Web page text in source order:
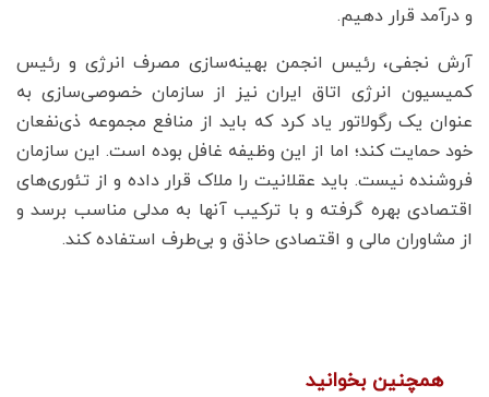
و درآمد قرار دهیم.
آرش نجفی، رئیس انجمن بهینه‌سازی مصرف انرژی و رئیس
کمیسیون انرژی اتاق ایران نیز از سازمان خصوصی‌سازی به
عنوان یک رگولاتور یاد کرد که باید از منافع مجموعه ذی‌نفعان
خود حمایت کند؛ اما از این وظیفه غافل بوده است. این سازمان
فروشنده نیست. باید عقلانیت را ملاک قرار داده و از تئوری‌های
اقتصادی بهره گرفته و با ترکیب آنها به مدلی مناسب برسد و
از مشاوران مالی و اقتصادی حاذق و بی‌طرف استفاده کند.
همچنین بخوانید